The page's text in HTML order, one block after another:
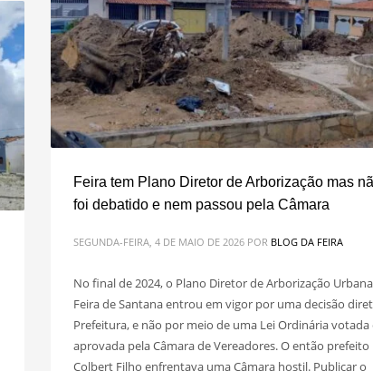
Feira tem Plano Diretor de Arborização mas
foi debatido e nem passou pela Câmara
SEGUNDA-FEIRA, 4 DE MAIO DE 2026 POR BLOG DA FEIRA
No final de 2024, o Plano Diretor de Arborização
Feira de Santana entrou em vigor por uma decisão
Prefeitura, e não por meio de uma Lei Ordinária votada
aprovada pela Câmara de Vereadores. O então prefeito
Colbert Filho enfrentava uma Câmara hostil. Publicar o